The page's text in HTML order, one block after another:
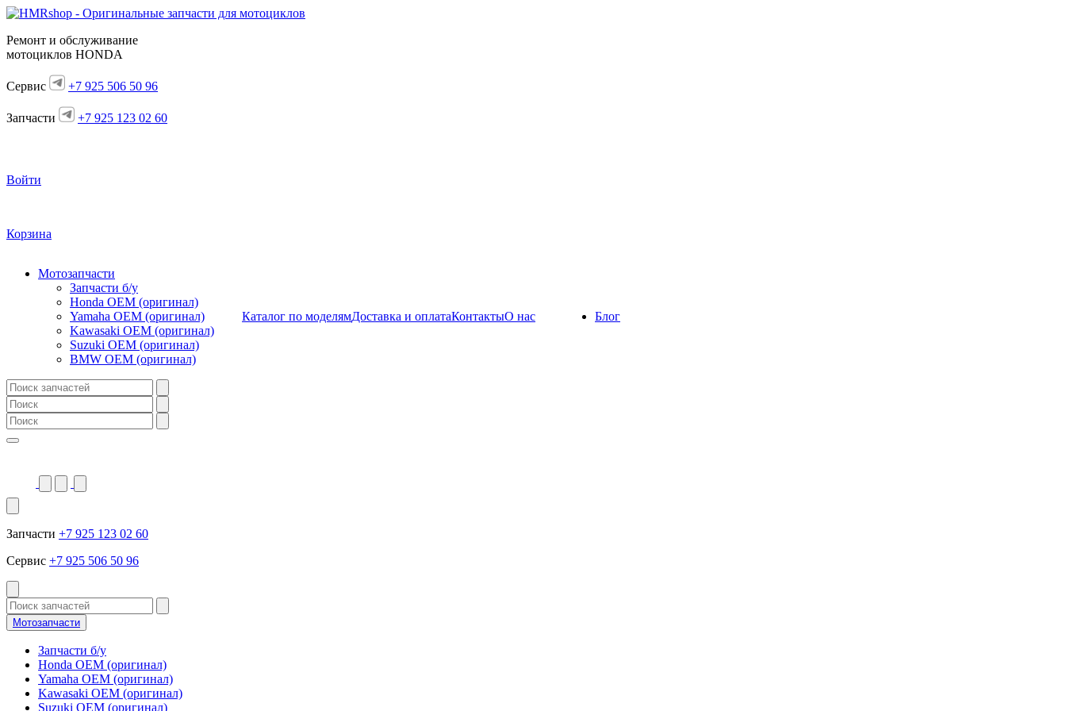
Ремонт и обслуживание
мотоциклов HONDA
Сервис +7 925 506 50 96
Запчасти +7 925 123 02 60
Войти
Корзина
Мотозапчасти
Запчасти б/у
Honda OEM (оригинал)
Yamaha OEM (оригинал)
Kawasaki OEM (оригинал)
Suzuki OEM (оригинал)
BMW OEM (оригинал)
Каталог по моделямДоставка и оплатаКонтактыО нас Блог
Запчасти +7 925 123 02 60
Сервис +7 925 506 50 96
Мотозапчасти
Запчасти б/у
Honda OEM (оригинал)
Yamaha OEM (оригинал)
Kawasaki OEM (оригинал)
Suzuki OEM (оригинал)